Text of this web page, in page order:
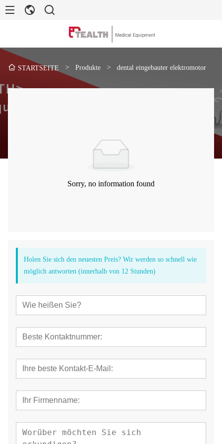
STARTSEITE > Produkte > dental eingebauter elektromotor
Sorry, no information found
Holen Sie sich den neuesten Preis? Wir werden so schnell wie
möglich antworten (innerhalb von 12 Stunden)